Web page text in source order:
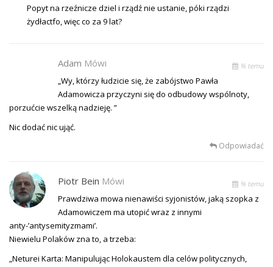
Popyt na rzeźnicze dziel i rządź nie ustanie, póki rządzi
żydłactfo, więc co za 9 lat?
Adam Mówi % temu
„Wy, którzy łudzicie się, że zabójstwo Pawła
Adamowicza przyczyni się do odbudowy wspólnoty,
porzućcie wszelką nadzieję. ”
Nic dodać nic ująć.
Odpowiadać
Piotr Bein Mówi % temu
Prawdziwa mowa nienawiści syjonistów, jaką szopka z
Adamowiczem ma utopić wraz z innymi
anty-’antysemityzmami’.
Niewielu Polaków zna to, a trzeba:
„Neturei Karta: Manipulując Holokaustem dla celów politycznych,